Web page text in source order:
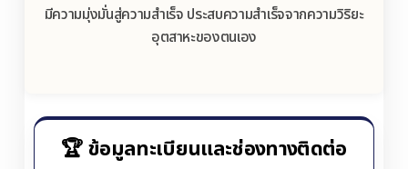
มีความมุ่งมั่นสู่ความสำเร็จ ประสบความสำเร็จจากความวิริยะ
อุตสาหะของตนเอง
🏆 ข้อมูลทะเบียนและช่องทางติดต่อ